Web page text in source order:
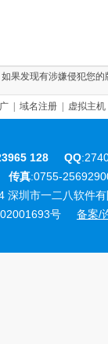
果发现有涉嫌侵犯您的
|域名注册 虚拟主机
128 QQ
传真:0755-
深圳市一二八软件
号
备案/